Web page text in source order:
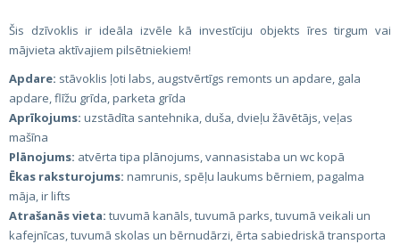
Šis dzīvoklis ir ideāla izvēle kā investīciju objekts īres tirgum vai
mājvieta aktīvajiem pilsētniekiem!
Apdare: stāvoklis ļoti labs, augstvērtīgs remonts un apdare, gala
apdare, flīžu grīda, parketa grīda
Aprīkojums: uzstādīta santehnika, duša, dvieļu žāvētājs, veļas
mašīna
Plānojums: atvērta tipa plānojums, vannasistaba un wc kopā
Ēkas raksturojums: namrunis, spēļu laukums bērniem, pagalma
māja, ir lifts
Atrašanās vieta: tuvumā kanāls, tuvumā parks, tuvumā veikali un
kafejnīcas, tuvumā skolas un bērnudārzi, ērta sabiedriskā transporta